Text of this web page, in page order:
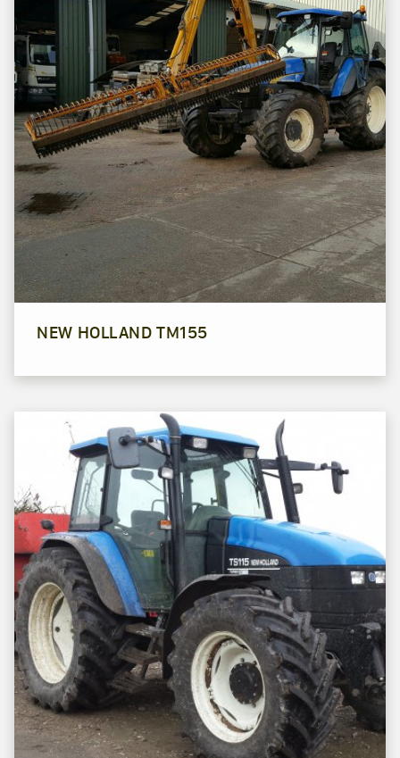
NEW HOLLAND TM155